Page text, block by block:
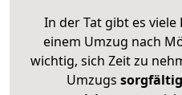
In der Tat gibt es
einem Umzug nach
wichtig, sich Zeit zu
Umzugs sorgfältig